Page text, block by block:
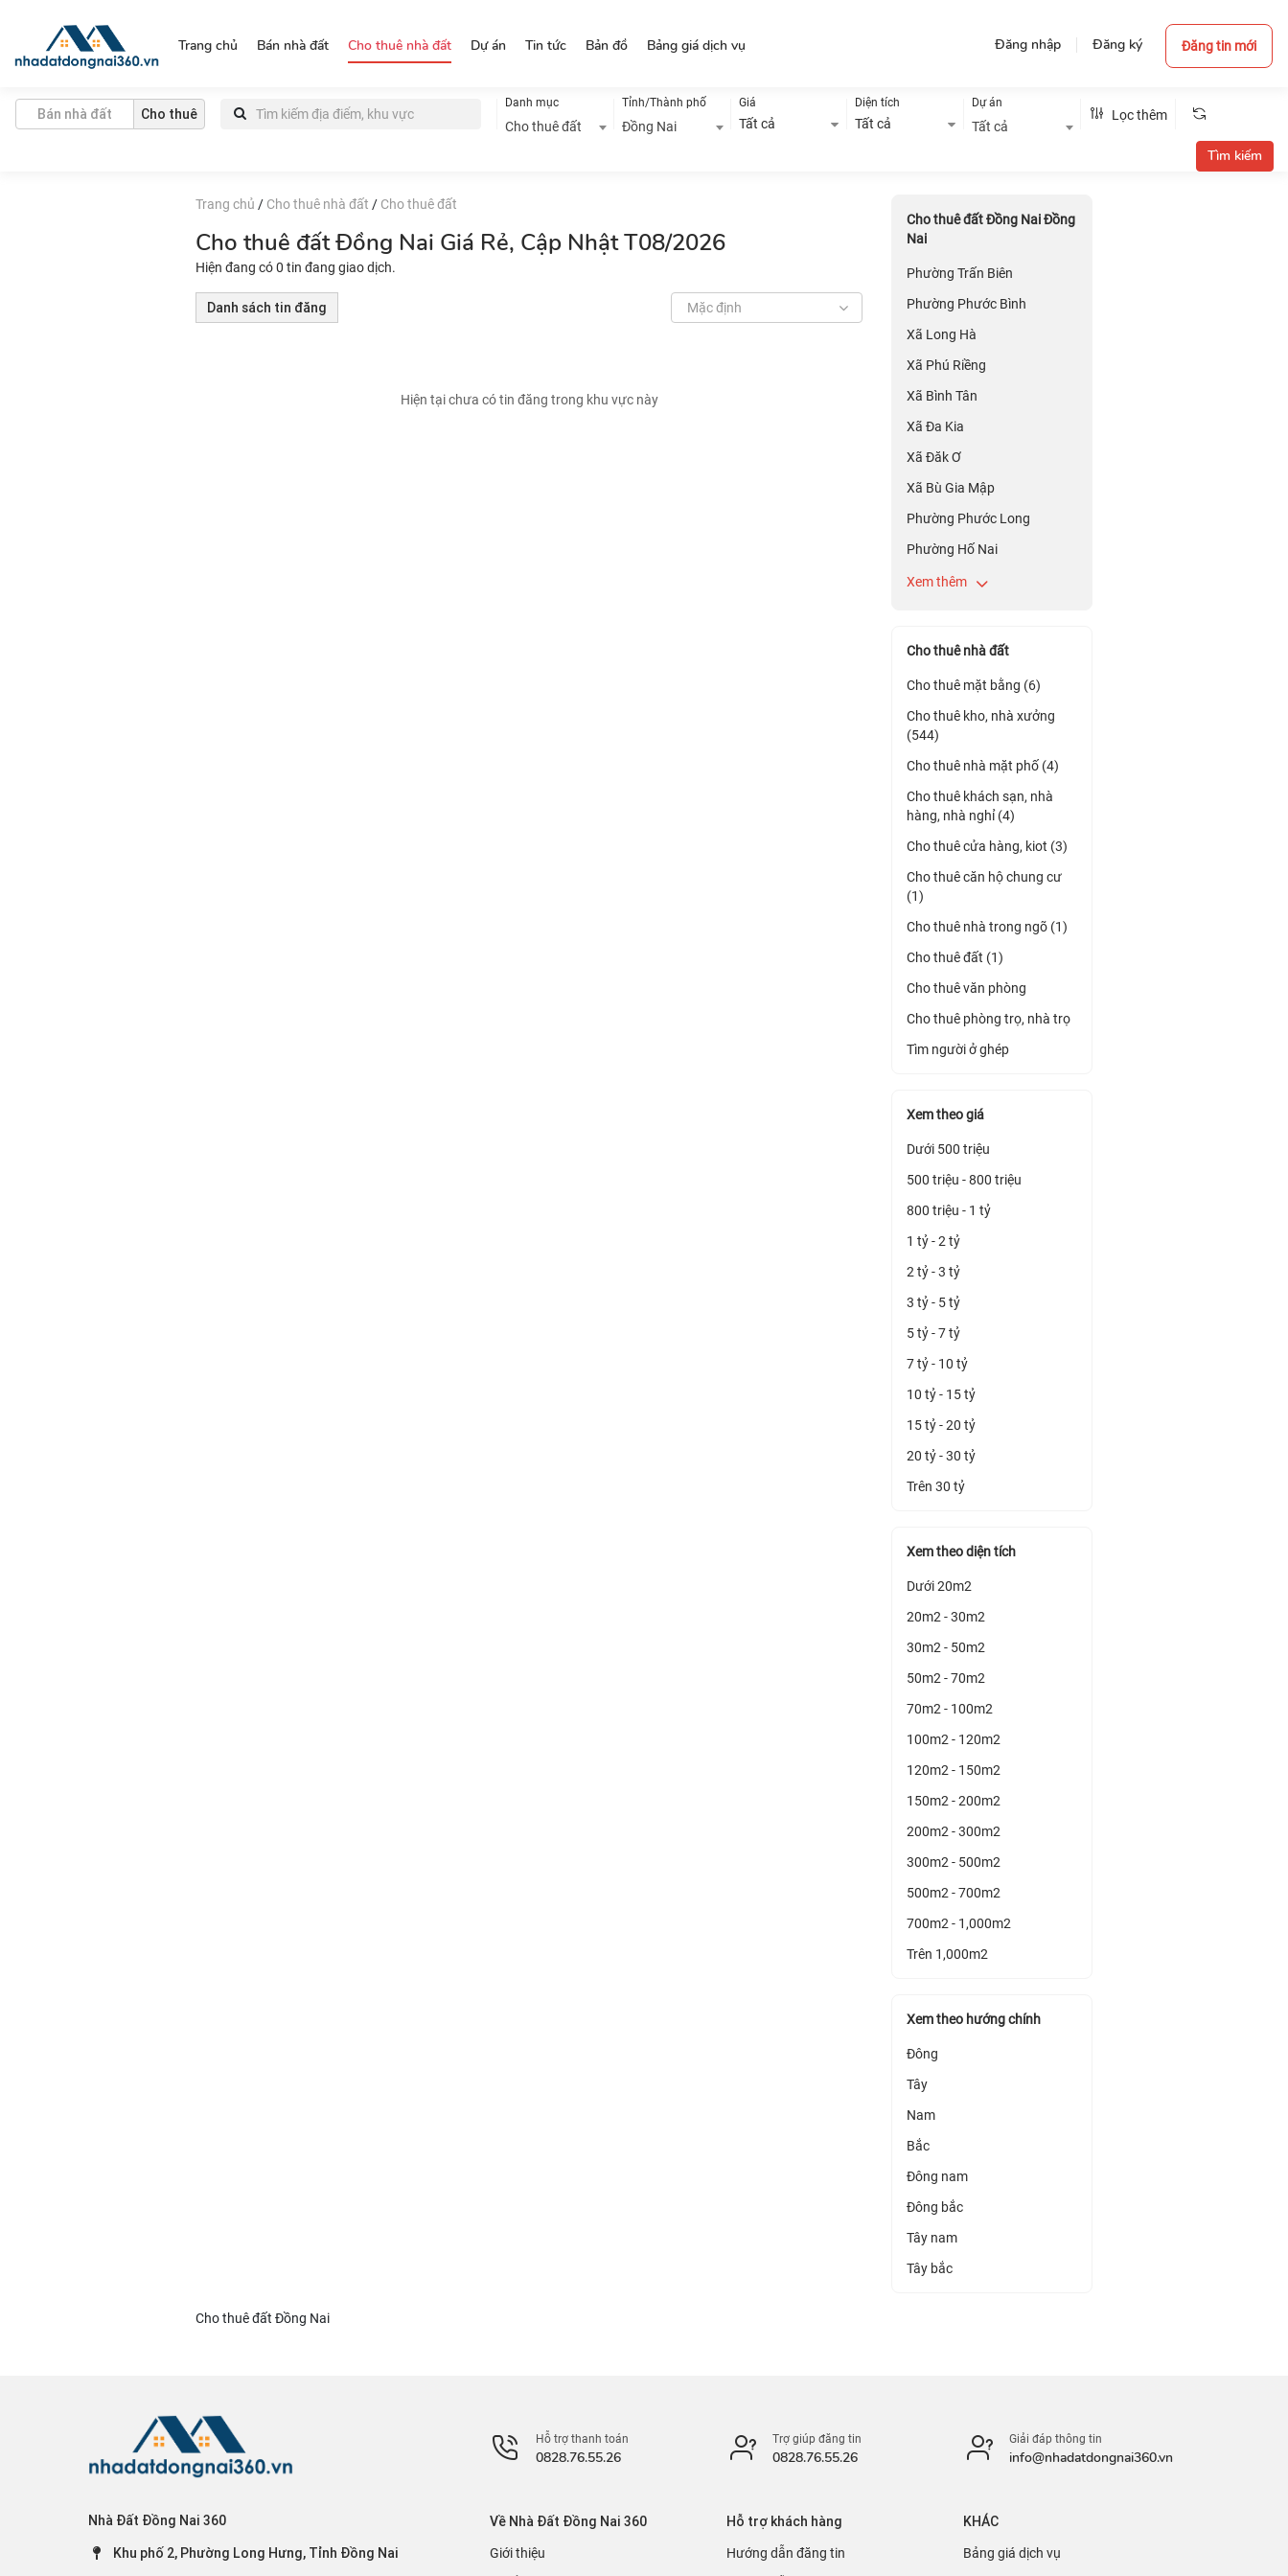
Đăng nhập Đăng ký Đăng tin mới
Trang chủ Bán nhà đất Cho thuê nhà đất Dự án Tin tức Bản đồ Bảng giá dịch vụ
Bán nhà đất Cho thuê
Danh mục
Cho thuê đất
Tỉnh/Thành phố
Đồng Nai
Giá
Tất cả
Diện tích
Tất cả
Dự án
Tất cả
Lọc thêm
Trang chủ / Cho thuê nhà đất / Cho thuê đất
Cho thuê đất Đồng Nai Giá Rẻ, Cập Nhật T08/2026
Hiện đang có 0 tin đang giao dịch.
Danh sách tin đăng Mặc định
Hiện tại chưa có tin đăng trong khu vực này
Cho thuê đất Đồng Nai Đồng
Nai
Phường Trấn Biên
Phường Phước Bình
Xã Long Hà
Xã Phú Riềng
Xã Bình Tân
Xã Đa Kia
Xã Đăk Ơ
Xã Bù Gia Mập
Phường Phước Long
Phường Hố Nai
Xem thêm
Cho thuê nhà đất
Cho thuê mặt bằng (6)
Cho thuê kho, nhà xưởng
(544)
Cho thuê nhà mặt phố (4)
Cho thuê khách sạn, nhà
hàng, nhà nghỉ (4)
Cho thuê cửa hàng, kiot (3)
Cho thuê căn hộ chung cư
(1)
Cho thuê nhà trong ngõ (1)
Cho thuê đất (1)
Cho thuê văn phòng
Cho thuê phòng trọ, nhà trọ
Tìm người ở ghép
Xem theo giá
Dưới 500 triệu
500 triệu - 800 triệu
800 triệu - 1 tỷ
1 tỷ - 2 tỷ
2 tỷ - 3 tỷ
3 tỷ - 5 tỷ
5 tỷ - 7 tỷ
7 tỷ - 10 tỷ
10 tỷ - 15 tỷ
15 tỷ - 20 tỷ
20 tỷ - 30 tỷ
Trên 30 tỷ
Xem theo diện tích
Dưới 20m2
20m2 - 30m2
30m2 - 50m2
50m2 - 70m2
70m2 - 100m2
100m2 - 120m2
120m2 - 150m2
150m2 - 200m2
200m2 - 300m2
300m2 - 500m2
500m2 - 700m2
700m2 - 1,000m2
Trên 1,000m2
Xem theo hướng chính
Đông
Tây
Nam
Bắc
Đông nam
Đông bắc
Tây nam
Tây bắc
Cho thuê đất Đồng Nai
Nhà Đất Đồng Nai 360
Khu phố 2, Phường Long Hưng, Tỉnh Đồng Nai
Hỗ trợ thanh toán
0828.76.55.26
Trợ giúp đăng tin
0828.76.55.26
Giải đáp thông tin
info@nhadatdongnai360.vn
Về Nhà Đất Đồng Nai 360
Giới thiệu
Hỗ trợ khách hàng
Hướng dẫn đăng tin
KHÁC
Bảng giá dịch vụ